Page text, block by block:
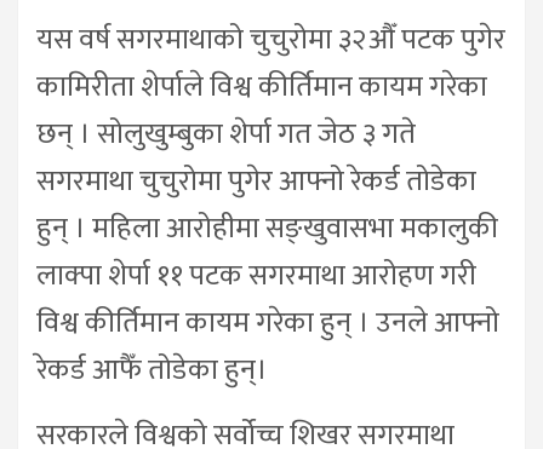
यस वर्ष सगरमाथाको चुचुरोमा ३२औँ पटक पुगेर
कामिरीता शेर्पाले विश्व कीर्तिमान कायम गरेका
छन् । सोलुखुम्बुका शेर्पा गत जेठ ३ गते
सगरमाथा चुचुरोमा पुगेर आफ्नो रेकर्ड तोडेका
हुन् । महिला आरोहीमा सङ्खुवासभा मकालुकी
लाक्पा शेर्पा ११ पटक सगरमाथा आरोहण गरी
विश्व कीर्तिमान कायम गरेका हुन् । उनले आफ्नो
रेकर्ड आफैँ तोडेका हुन्।
सरकारले विश्वको सर्वोच्च शिखर सगरमाथा